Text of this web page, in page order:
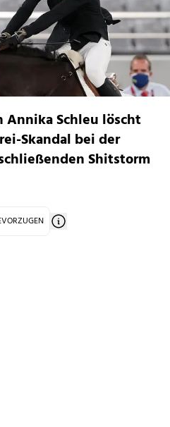
Schleu löscht
Skandal bei der
Shitstorm